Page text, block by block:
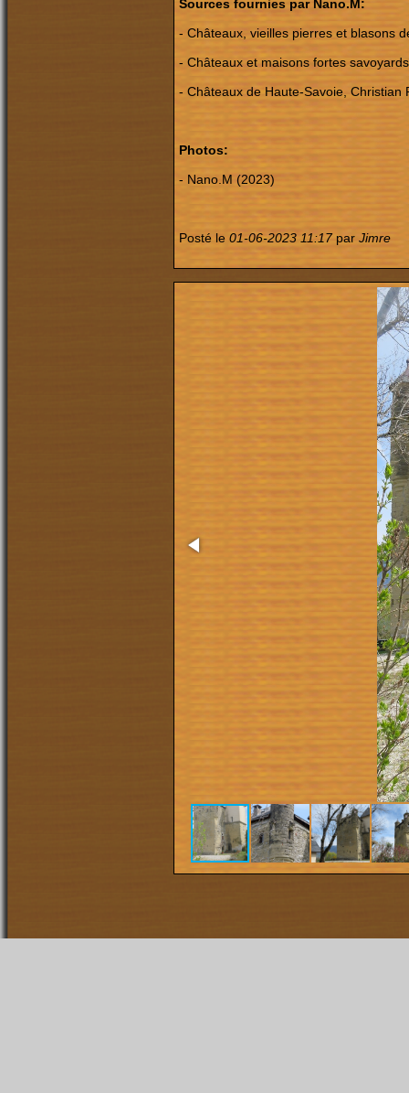
Sources fournies par Nano.M:
- Châteaux, vieilles pierres et blasons
- Châteaux et maisons fortes
- Châteaux de Haute-Savoie,
Photos:
- Nano.M (2023)
Posté le 01-06-2023 11:17par Jimre